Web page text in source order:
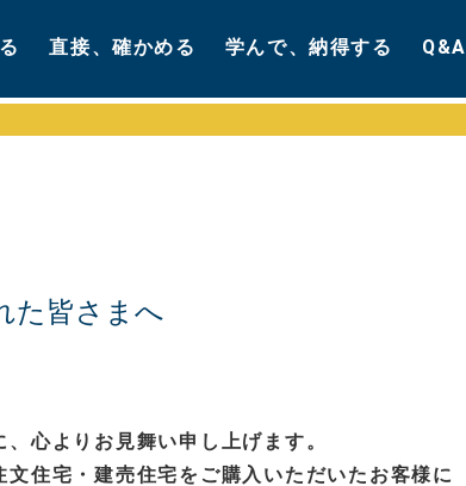
直接、確かめる 学んで、納得する Q&A
た皆さまへ
心よりお見舞い申し上げます。
住宅・建売住宅をご購入いただいたお客様に